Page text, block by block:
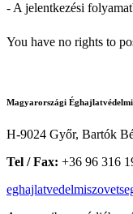
- A jelentkezési
You have no rights to
Magyarországi Éghajlatvédelmi
H-9024 Győr, Bartók
Tel / Fax: +36 96 316